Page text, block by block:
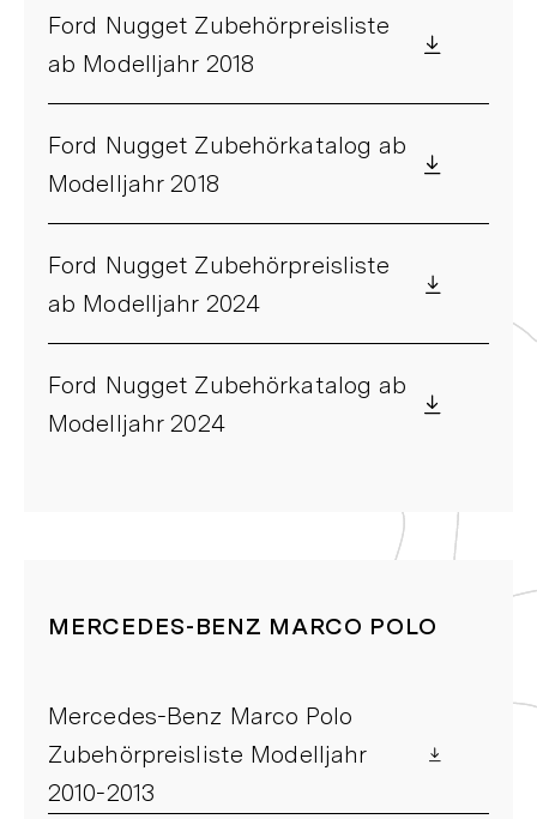
Ford Nugget Zubehörpreisliste
ab Modelljahr 2018
Ford Nugget Zubehörkatalog ab
Modelljahr 2018
Ford Nugget Zubehörpreisliste
ab Modelljahr 2024
Ford Nugget Zubehörkatalog ab
Modelljahr 2024
MERCEDES-BENZ MARCO POLO
Mercedes-Benz Marco Polo
Zubehörpreisliste Modelljahr
2010-2013